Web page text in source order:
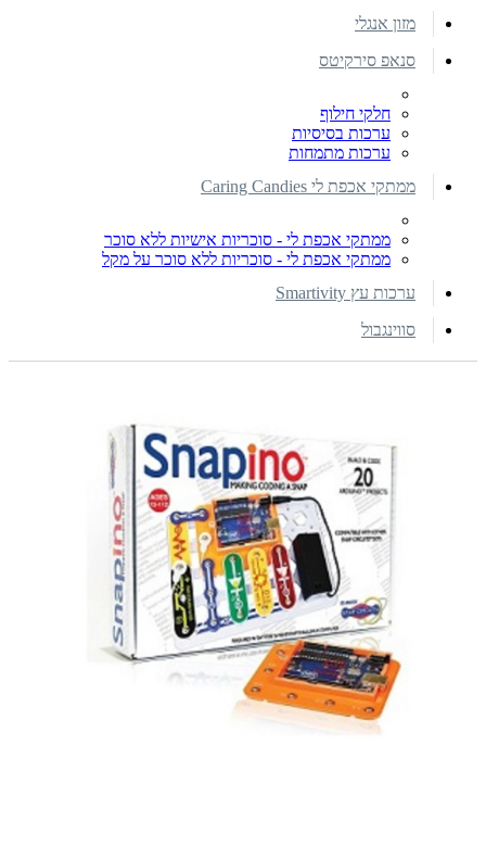
מזון אנגלי
סנאפ סירקיטס
חלקי חילוף
ערכות בסיסיות
ערכות מתמחות
ממתקי אכפת לי Caring Candies
ממתקי אכפת לי - סוכריות אישיות ללא סוכר
ממתקי אכפת לי - סוכריות ללא סוכר על מקל
ערכות עץ Smartivity
סווינגבול